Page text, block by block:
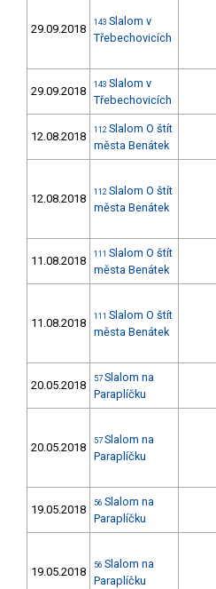
29.09.2018 143 Slalom v
Třebechovicích
29.09.2018 143 Slalom v
Třebechovicích
12.08.2018 112 Slalom O štít
města Benátek
12.08.2018 112 Slalom O štít
města Benátek
11.08.2018 111 Slalom O štít
města Benátek
11.08.2018 111 Slalom O štít
města Benátek
20.05.2018 57 Slalom na
Paraplíčku
20.05.2018 57 Slalom na
Paraplíčku
19.05.2018 56 Slalom na
Paraplíčku
19.05.2018 56 Slalom na
Paraplíčku